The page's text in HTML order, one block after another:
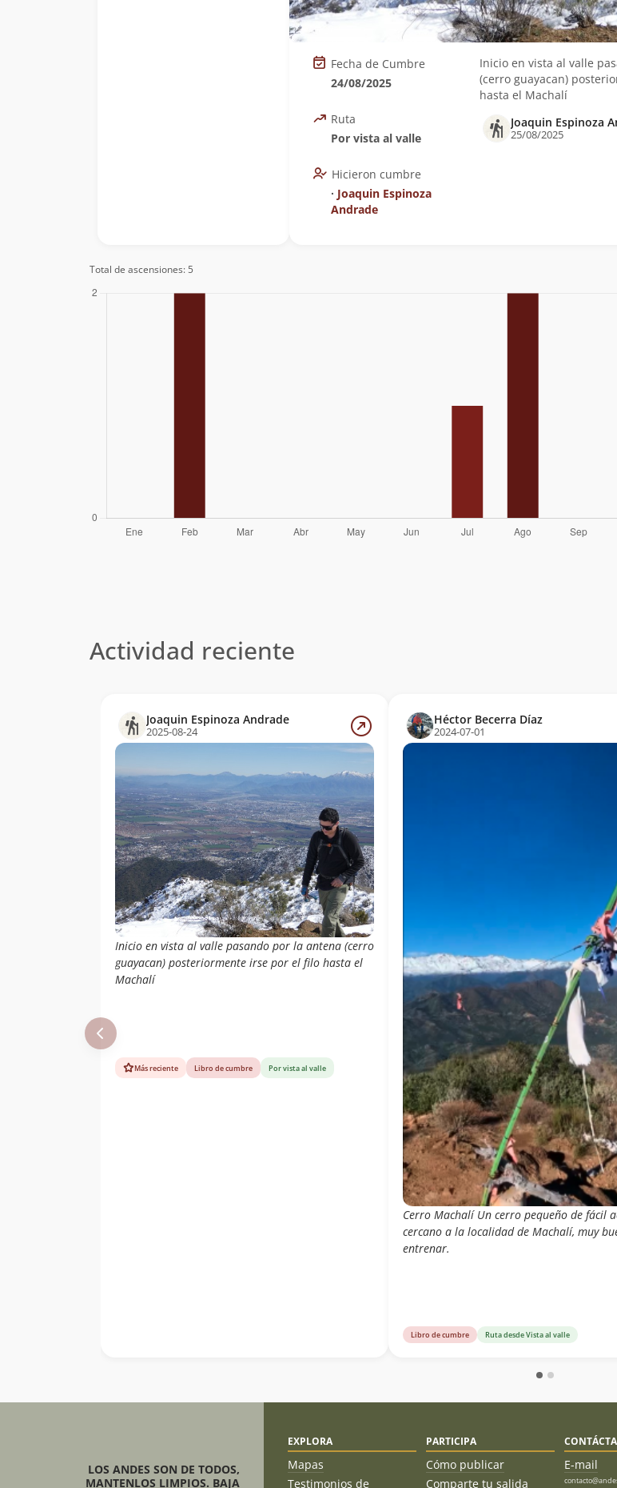
Fecha de Cumbre
24/08/2025
Ruta
Por vista al valle
Hicieron cumbre
∙ Joaquin Espinoza
Andrade
Inicio en vista al valle
(cerro guayacan)
hasta el Machalí
Joaquin Espinoza
25/08/2025
Total de ascensiones: 5
Actividad reciente
Joaquin Espinoza Andrade
2025-08-24
Inicio en vista al valle pasando por la antena (cerro
guayacan) posteriormente irse por el filo hasta el
Machalí
Más reciente Libro de cumbre Por vista al valle
Héctor Becerra Díaz
2024-07-01
Cerro Machalí Un cerro pequeño de fácil
cercano a la localidad de Machalí, muy
entrenar.
Libro de cumbre Ruta desde Vista al valle
LOS ANDES SON DE TODOS,
MANTENLOS LIMPIOS. BAJA
EXPLORA
Mapas
Testimonios de
PARTICIPA
Cómo publicar
Comparte tu salida
E-mail